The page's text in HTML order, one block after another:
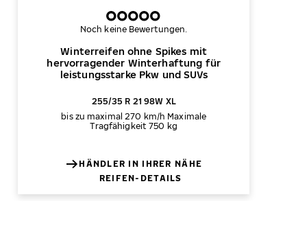
Winterreifen ohne Spikes mit
hervorragender Winterhaftung für
leistungsstarke Pkw und SUVs
Noch keine Bewertungen.
255/35 R 21 98W XL
bis zu maximal 270 km/h Maximale
Tragfähigkeit 750 kg
HÄNDLER IN IHRER NÄHE
REIFEN-DETAILS